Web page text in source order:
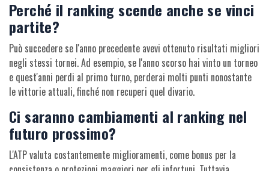
Perché il ranking scende anche se vinci
partite?
Può succedere se l'anno precedente avevi ottenuto risultati migliori
negli stessi tornei. Ad esempio, se l'anno scorso hai vinto un torneo
e quest'anni perdi al primo turno, perderai molti punti nonostante
le vittorie attuali, finché non recuperi quel divario.
Ci saranno cambiamenti al ranking nel
futuro prossimo?
L'ATP valuta costantemente miglioramenti, come bonus per la